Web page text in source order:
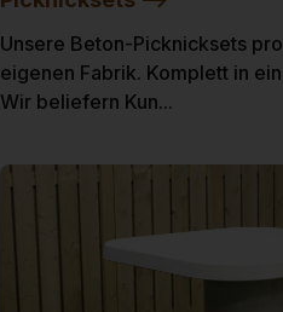
Unsere Beton-Picknicksets
eigenen Fabrik. Komplett in
Wir beliefern Kun...